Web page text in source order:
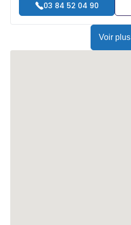
03 84 52 04 90
Voir plus